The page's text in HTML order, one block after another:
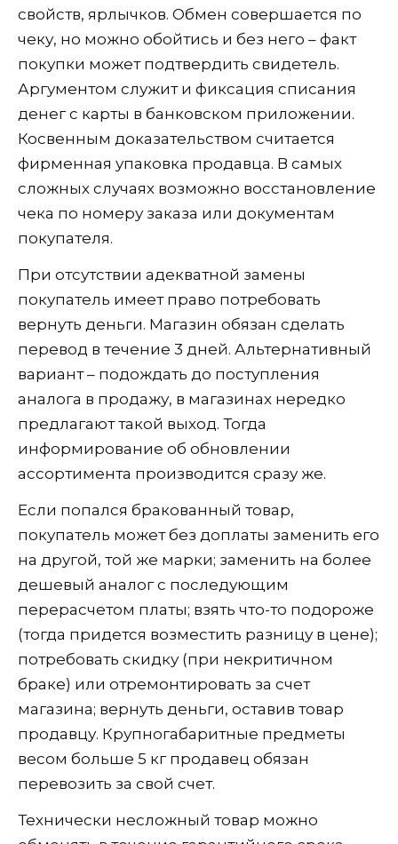
свойств, ярлычков. Обмен совершается по
чеку, но можно обойтись и без него – факт
покупки может подтвердить свидетель.
Аргументом служит и фиксация списания
денег с карты в банковском приложении.
Косвенным доказательством считается
фирменная упаковка продавца. В самых
сложных случаях возможно восстановление
чека по номеру заказа или документам
покупателя.
При отсутствии адекватной замены
покупатель имеет право потребовать
вернуть деньги. Магазин обязан сделать
перевод в течение 3 дней. Альтернативный
вариант – подождать до поступления
аналога в продажу, в магазинах нередко
предлагают такой выход. Тогда
информирование об обновлении
ассортимента производится сразу же.
Если попался бракованный товар,
покупатель может без доплаты заменить его
на другой, той же марки; заменить на более
дешевый аналог с последующим
перерасчетом платы; взять что-то подороже
(тогда придется возместить разницу в цене);
потребовать скидку (при некритичном
браке) или отремонтировать за счет
магазина; вернуть деньги, оставив товар
продавцу. Крупногабаритные предметы
весом больше 5 кг продавец обязан
перевозить за свой счет.
Технически несложный товар можно